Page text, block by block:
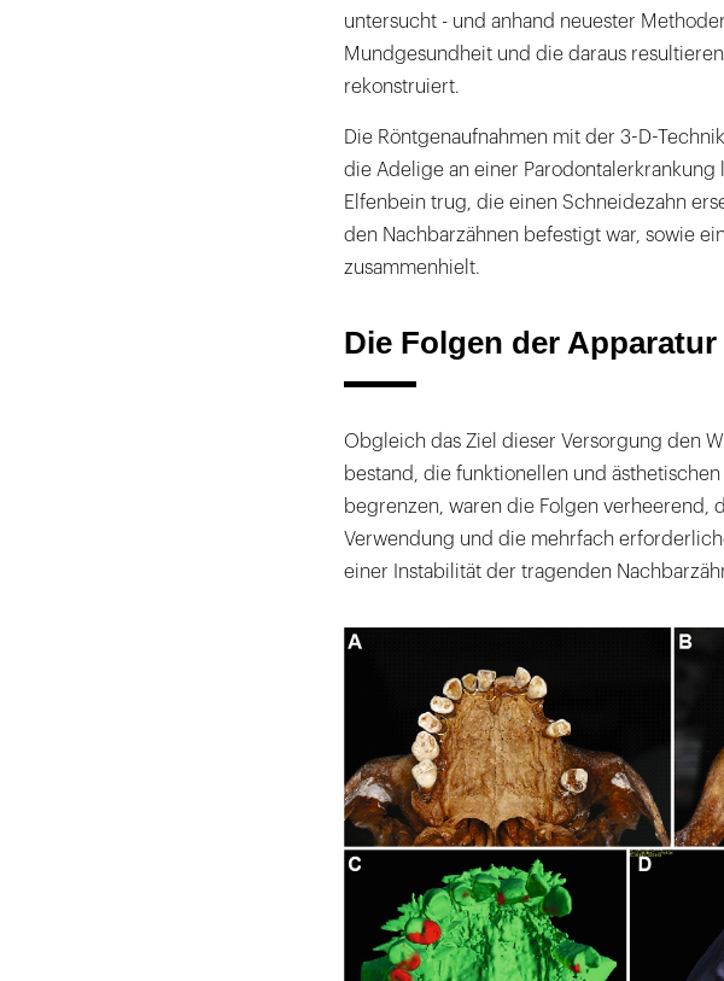
untersucht - und anhand neuester
Mundgesundheit und die daraus
rekonstruiert.
Die Röntgenaufnahmen mit der 3-D-
die Adelige an einer Parodontalerkrankung
Elfenbein trug, die einen Schneidezahn
den Nachbarzähnen befestigt war, sowie
zusammenhielt.
Die Folgen der
Obgleich das Ziel dieser Versorgung den
bestand, die funktionellen und
begrenzen, waren die Folgen verheerend,
Verwendung und die mehrfach
einer Instabilität der tragenden